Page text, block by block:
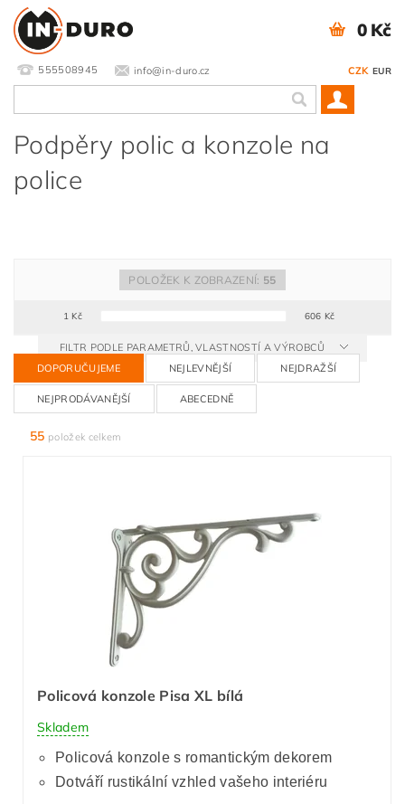
555508945 info@in-duro.cz CZK EUR
0 Kč
Podpěry polic a konzole na
police
1Kč 606 Kč
POLOŽEK K ZOBRAZENÍ: 55
FILTR PODLE PARAMETRŮ, VLASTNOSTÍ A VÝROBCŮ
DOPORUČUJEME
NEJLEVNĚJŠÍ NEJDRAŽŠÍ
NEJPRODÁVANĚJŠÍ ABECEDNĚ
55 položek celkem
Policová konzole Pisa XL bílá
Skladem
Policová konzole s romantickým dekorem
Dotváří rustikální vzhled vašeho interiéru